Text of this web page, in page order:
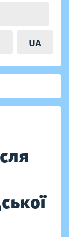
UA